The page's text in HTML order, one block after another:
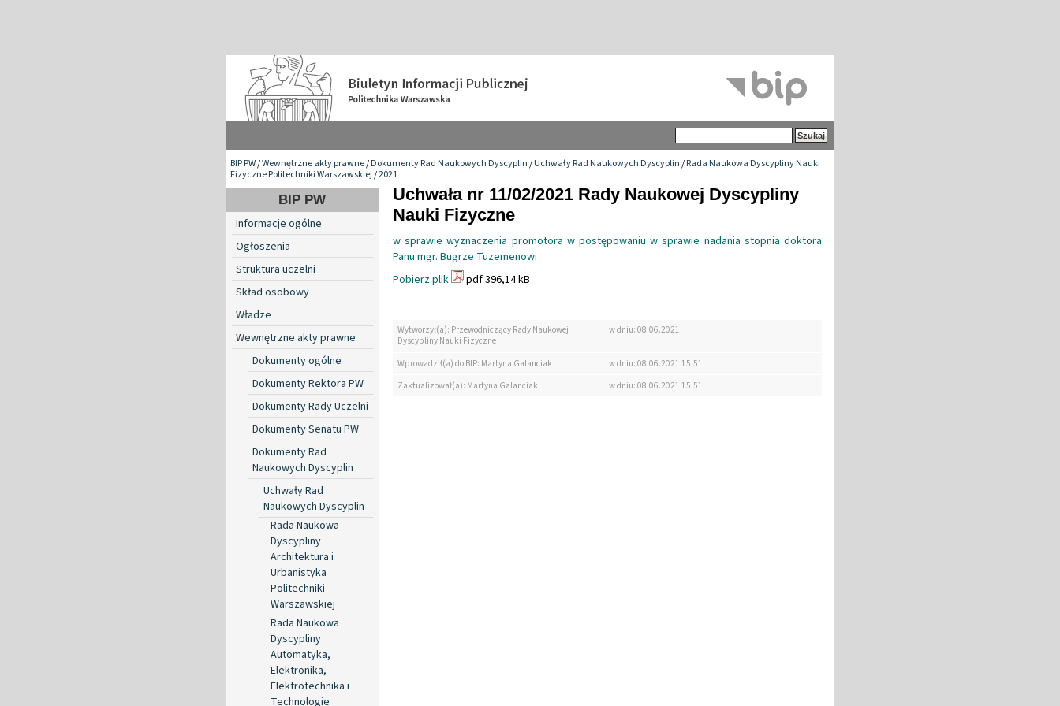
BIP PW/Wewnętrzne akty prawne/Dokumenty Rad Naukowych Dyscyplin/Uchwały Rad Naukowych Dyscyplin/Rada Naukowa Dyscypliny Nauki
Fizyczne Politechniki Warszawskiej/2021
BIP PW
Informacje ogólne
Ogłoszenia
Struktura uczelni
Skład osobowy
Władze
Wewnętrzne akty prawne
Dokumenty ogólne
Dokumenty Rektora PW
Dokumenty Rady Uczelni
Dokumenty Senatu PW
Dokumenty Rad
Naukowych Dyscyplin
Uchwały Rad
Naukowych Dyscyplin
Rada Naukowa
Dyscypliny
Architektura i
Urbanistyka
Politechniki
Warszawskiej
Rada Naukowa
Dyscypliny
Automatyka,
Elektronika,
Elektrotechnika i
Technologie
Uchwała nr 11/02/2021 Rady Naukowej Dyscypliny
Nauki Fizyczne
w sprawie wyznaczenia promotora w postępowaniu w sprawie nadania stopnia doktora
Panu mgr. Bugrze Tuzemenowi
Pobierz plik
pdf 396,14 kB
Wytworzył(a): Przewodniczący Rady Naukowej
Dyscypliny Nauki Fizyczne
w dniu: 08.06.2021
Wprowadził(a) do BIP: Martyna Galanciak
w dniu: 08.06.2021 15:51
Zaktualizował(a): Martyna Galanciak
w dniu: 08.06.2021 15:51